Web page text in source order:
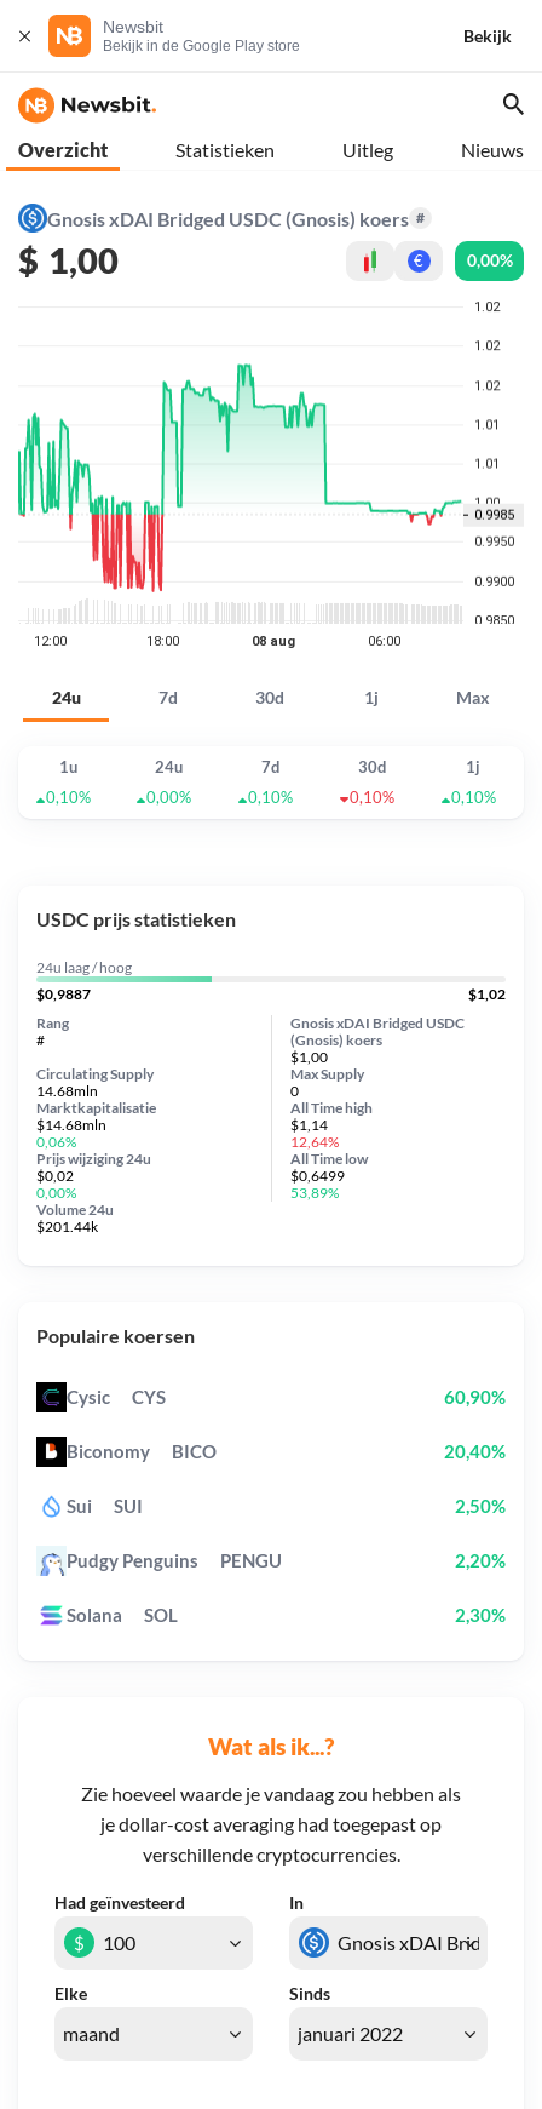
Newsbit
Bekijk in de Google Play store
Bekijk
Overzicht Statistieken Uitleg Nieuws
Gnosis xDAI Bridged USDC (Gnosis) koers #
$ 1,00 € 0,00%
24u 7d 30d 1j Max
1u 24u 7d 30d
1j
0,10%
0,00% 0,10% 0,10% 0,10%
Wat als ik...?
Zie hoeveel waarde je vandaag zou hebben als
je dollar-cost averaging had toegepast op
verschillende cryptocurrencies.
Had geïnvesteerd In
Elke Sinds
$
USDC prijs statistieken
24u laag / hoog
$0,9887
$1,02
Gnosis xDAI Bridged USDC
(Gnosis) koers
$1,00
Circulating Supply
14.68mln
Prijs wijziging 24u
$0,02
0,00%
Max Supply
0
Marktkapitalisatie
$14.68mln
0,06%
Volume 24u
$201.44k
Rang
#
All Timehigh
$1,14
12,64%
All Time low
$0,6499
53,89%
Populaire koersen
Cysic CYS 60,90%
Biconomy BICO 20,40%
Sui SUI 2,50%
Pudgy Penguins PENGU 2,20%
Solana SOL 2,30%